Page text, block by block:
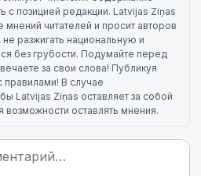
с позицией редакции. Latvijas Ziņas
мнений читателей и просит авторов
разжигать национальную и
без грубости. Подумайте перед
за свои слова! Публикуя
правилами! В случае
Latvijas Ziņas оставляет за собой
возможности оставлять мнения.